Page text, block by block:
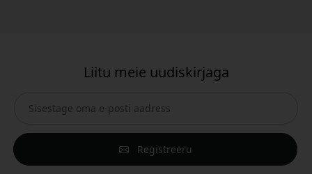
Liitu meie uudiskirjaga
Registreeru